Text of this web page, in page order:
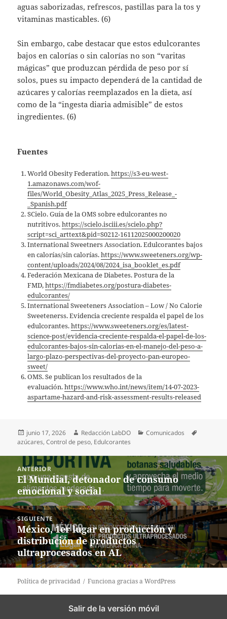
aguas saborizadas, refrescos, pastillas para la tos y
vitaminas masticables. (6)
Sin embargo, cabe destacar que estos edulcorantes
bajos en calorías o sin calorías no son “varitas
mágicas” que produzcan pérdida de peso por sí
solos, pues su impacto dependerá de la cantidad de
azúcares y calorías reemplazados en la dieta, así
como de la “ingesta diaria admisible” de estos
ingredientes. (6)
Fuentes
World Obesity Federation.https://s3-eu-west-
1.amazonaws.com/wof-
files/World_Obesity_Atlas_2025_Press_Release_-
_Spanish.pdf
SCielo. Guía de la OMS sobre edulcorantes no
nutritivos.https://scielo.isciii.es/scielo.php?
script=sci_arttext&pid=S0212-16112025000200020
International Sweetners Association. Edulcorantes bajos
en calorías/sin calorías.https://www.sweeteners.org/wp-
content/uploads/2024/08/2024_isa_booklet_es.pdf
Federación Mexicana de Diabetes. Postura de la
FMD,https://fmdiabetes.org/postura-diabetes-
edulcorantes/
International Sweeteners Association – Low / No Calorie
Sweetenerss. Evidencia creciente respalda el papel de los
edulcorantes.https://www.sweeteners.org/es/latest-
science-post/evidencia-creciente-respalda-el-papel-de-los-
edulcorantes-bajos-sin-calorias-en-el-manejo-del-peso-a-
largo-plazo-perspectivas-del-proyecto-pan-europeo-
sweet/
OMS. Se publican los resultados de la
evaluación.https://www.who.int/news/item/14-07-2023-
aspartame-hazard-and-risk-assessment-results-released
Publicado
el
junio 17, 2026 Autor
Redacción LabDO Categorías
Comunicados
azúcares,Control de peso, Edulcorantes
Navegación
entradas
ANTERIOR
Entrada
anterior:
El Mundial, detonador de consumo
emocional y social
SIGUIENTE
Entrada
siguiente:
México, 1er lugar en producción y
distribución de productos
ultraprocesados en AL
Política de privacidad Funciona gracias a WordPress
Salir de la versión móvil